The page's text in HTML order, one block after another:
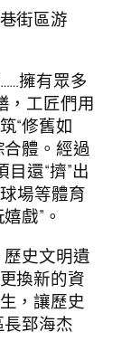
街區游
擁有眾多
，工匠們用
“修舊如
體。經過
還“擠”出
場等體育
戲”。
史文明遺
換新的資
，讓歷史
郅海杰